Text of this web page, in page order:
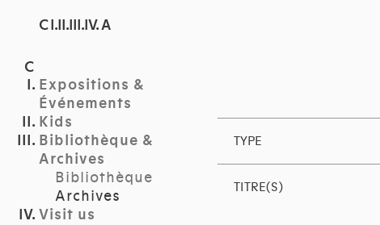
C I.II.III.IV. A
Expositions &
Événements
Kids
Bibliothèque &
Archives
Bibliothèque
Archives
Visit us
TYPE
TITRE(S)